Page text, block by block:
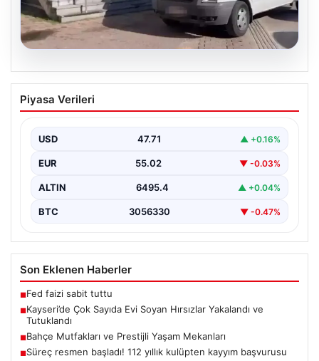
05.08.2026
Kayseri’de Çok Sayıda Evi Soyan
Hırsızlar Yakalandı ve Tutuklandı
şehir genelinde gerçekleştirilen geniş çaplı
operasyonlar neticesinde toplamda…
Piyasa Verileri
USD 47.71 ▲ +0.16%
EUR 55.02 ▼ -0.03%
ALTIN 6495.4 ▲ +0.04%
BTC 3056330 ▼ -0.47%
Son Eklenen Haberler
■Fed faizi sabit tuttu
■Kayseri’de Çok Sayıda Evi Soyan Hırsızlar Yakalandı ve
Tutuklandı
■Bahçe Mutfakları ve Prestijli Yaşam Mekanları
■Süreç resmen başladı! 112 yıllık kulüpten kayyım başvurusu